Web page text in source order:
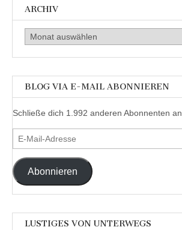
ARCHIV
Archiv
BLOG VIA E-MAIL ABONNIEREN
Schließe dich 1.992 anderen Abonnenten an
E-
Mail-
Adresse
Abonnieren
LUSTIGES VON UNTERWEGS